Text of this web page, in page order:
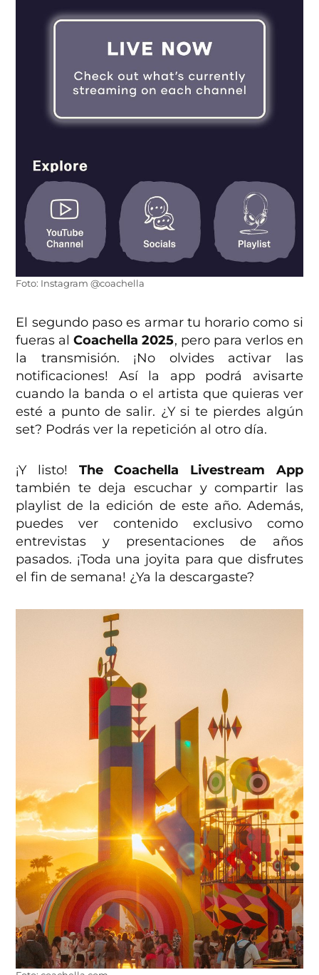
Foto: Instagram @coachella
El segundo paso es armar tu horario como si
fueras alCoachella 2025, pero para verlos en
la transmisión. ¡No olvides activar las
notificaciones! Así la app podrá avisarte
cuando la banda o el artista que quieras ver
esté a punto de salir. ¿Y si te pierdes algún
set? Podrás ver la repetición al otro día.
¡Y listo! The Coachella Livestream App
también te deja escuchar y compartir las
playlist de la edición de este año. Además,
puedes ver contenido exclusivo como
entrevistas y presentaciones de años
pasados. ¡Toda una joyita para que disfrutes
el fin de semana! ¿Ya la descargaste?